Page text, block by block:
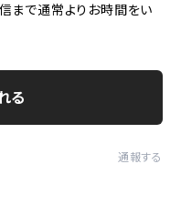
まで通常よりお時間をい
る
通報する